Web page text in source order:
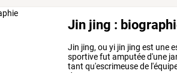
Jin jing :
Jin jing,ou yi jin jing est une
sportivefut amputéed'une
tant qu'escrimeusede
donc